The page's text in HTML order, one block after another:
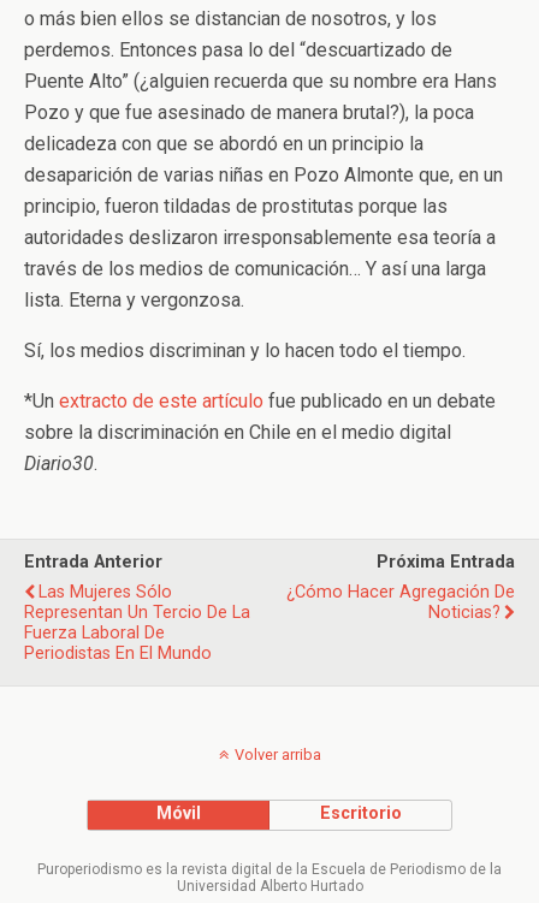
o más bien ellos se distancian de nosotros, y los
perdemos. Entonces pasa lo del “descuartizado de
Puente Alto” (¿alguien recuerda que su nombre era Hans
Pozo y que fue asesinado de manera brutal?), la poca
delicadeza con que se abordó en un principio la
desaparición de varias niñas en Pozo Almonte que, en un
principio, fueron tildadas de prostitutas porque las
autoridades deslizaron irresponsablemente esa teoría a
través de los medios de comunicación… Y así una larga
lista. Eterna y vergonzosa.
Sí, los medios discriminan y lo hacen todo el tiempo.
*Un extracto de este artículo fue publicado en un debate
sobre la discriminación en Chile en el medio digital
Diario30.
Entrada Anterior
Las Mujeres Sólo
Representan Un Tercio De La
Fuerza Laboral De
Periodistas En El Mundo
Próxima Entrada
¿Cómo Hacer Agregación De
Noticias?
Volver arriba
Móvil Escritorio
Puroperiodismo es la revista digital de la Escuela de Periodismo de la
Universidad Alberto Hurtado